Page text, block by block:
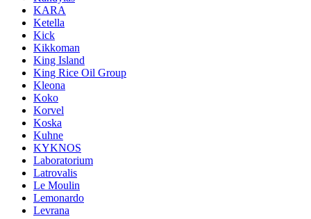
KARA
Ketella
Kick
Kikkoman
King Island
King Rice Oil Group
Kleona
Koko
Korvel
Koska
Kuhne
KYKNOS
Laboratorium
Latrovalis
Le Moulin
Lemonardo
Levrana